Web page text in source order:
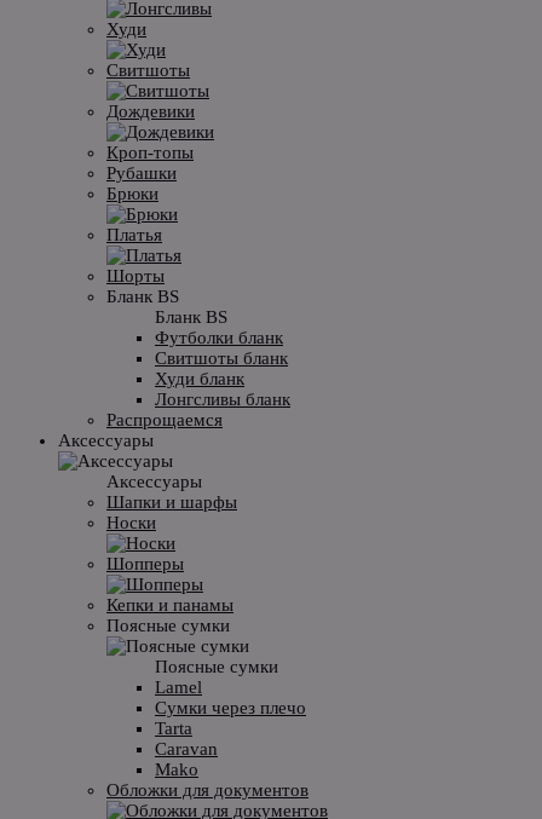
Худи
Свитшоты
Дождевики
Кроп-топы
Рубашки
Брюки
Платья
Шорты
Бланк BS
Бланк BS
Футболки бланк
Свитшоты бланк
Худи бланк
Лонгсливы бланк
Распрощаемся
Аксессуары
Аксессуары
Шапки и шарфы
Носки
Шопперы
Кепки и панамы
Поясные сумки
Поясные сумки
Lamel
Сумки через плечо
Tarta
Caravan
Mako
Обложки для документов